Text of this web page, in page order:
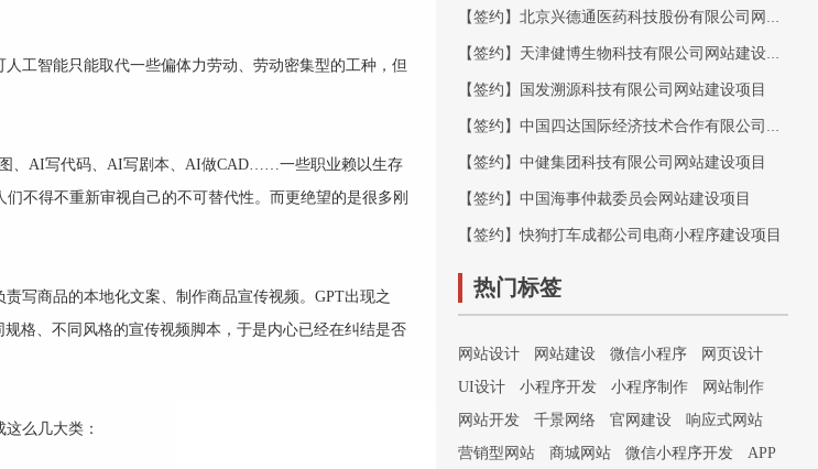
工智能只能取代一些偏体力劳动、劳动密集型的工种，但
、AI写代码、AI写剧本、AI做CAD……一些职业赖以生存
不得不重新审视自己的不可替代性。而更绝望的是很多刚
写商品的本地化文案、制作商品宣传视频。GPT出现之
格、不同风格的宣传视频脚本，于是内心已经在纠结是否
么几大类：
【签约】北京兴德通医药科技股份有限公司网站建设项目
【签约】天津健博生物科技有限公司网站建设项目
【签约】国发溯源科技有限公司网站建设项目
【签约】中国四达国际经济技术合作有限公司网站建设项目
【签约】中健集团科技有限公司网站建设项目
【签约】中国海事仲裁委员会网站建设项目
【签约】快狗打车成都公司电商小程序建设项目
热门标签
网站设计 网站建设 微信小程序
网页设计
UI设计
小程序开发 小程序制作
网站制作
网站开发
千景网络 官网建设
响应式网站
营销型网站
商城网站 微信小程序开发
APP